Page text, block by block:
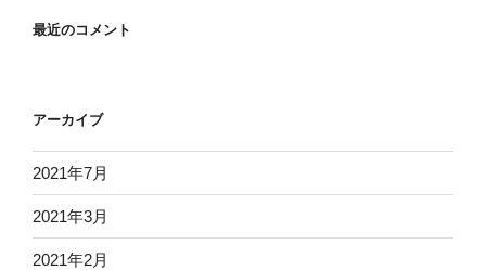
最近のコメント
アーカイブ
2021年7月
2021年3月
2021年2月